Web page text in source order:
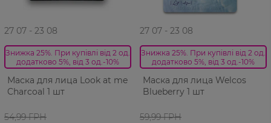
27 07 - 23 08
Знижка 25%. При купівлі від 2 од.
додатково 5%, від 3 од.-10%
Маска для лица Look at me
Charcoal 1 шт
54,99 ГРН
27 07 - 23 08
Знижка 25%. При купівлі від 2 од.
додатково 5%, від 3 од.-10%
Маска для лица Welcos
Blueberry 1 шт
59,99 ГРН